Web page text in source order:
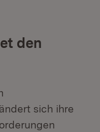
den
sich ihre